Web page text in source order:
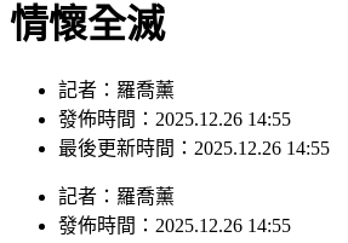
情懷全滅
記者：羅喬薰
發佈時間：2025.12.26 14:55
最後更新時間：2025.12.26 14:55
記者 ： 羅喬薰
發佈時間： 2025.12.26 14:55